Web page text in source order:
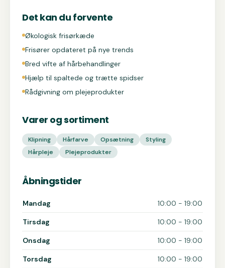
Det kan du forvente
Økologisk frisørkæde
Frisører opdateret på nye trends
Bred vifte af hårbehandlinger
Hjælp til spaltede og trætte spidser
Rådgivning om plejeprodukter
Varer og sortiment
Klipning Hårfarve Opsætning
Styling
Hårpleje
Plejeprodukter
Åbningstider
Åbningstider for Frisør Pii
Mandag 10:00 - 19:00
Tirsdag 10:00 - 19:00
Onsdag 10:00 - 19:00
Torsdag 10:00 - 19:00